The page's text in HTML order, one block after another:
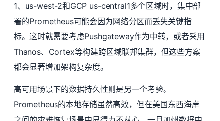
1、us-west-2和GCP us-central1多个区域时，集中部
署的Prometheus可能会因为网络分区而丢失关键指
标。这时就需要考虑Pushgateway作为中转，或者采用
Thanos、Cortex等构建跨区域联邦集群，但这些方案
都会显著增加架构复杂度。
高可用场景下的数据持久性则是另一个考验。
Prometheus的本地存储虽然高效，但在美国东西海岸